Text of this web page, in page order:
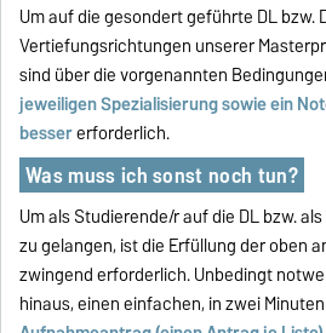
Um auf die gesondert geführte DL bzw.
Vertiefungsrichtungen unserer
sind über die vorgenannten
jeweiligen Spezialisierung sowie ein
bessererforderlich.
Was muss ich sonst noch tun?
Um als Studierende/r auf die DL bzw.
zu gelangen, ist die Erfüllung der oben
zwingend erforderlich. Unbedingt
hinaus, einen einfachen, in zwei